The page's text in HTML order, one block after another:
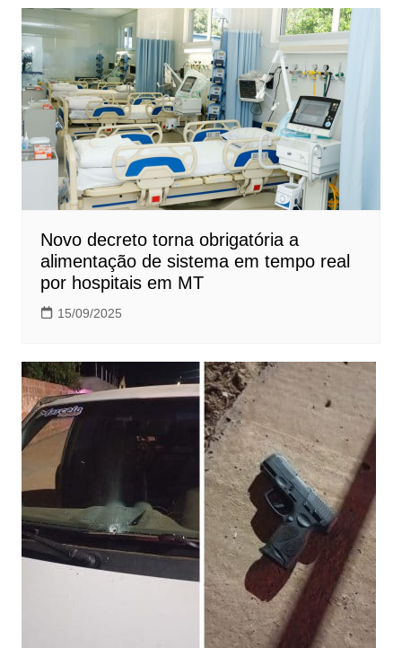
Novo decreto torna obrigatória a
alimentação de sistema em tempo real
por hospitais em MT
15/09/2025